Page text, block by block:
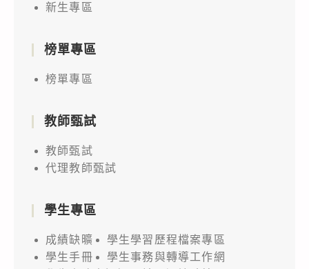
新生專區
榜單專區
榜單專區
教師甄試
教師甄試
代理教師甄試
學生專區
成績缺曠
學生學習歷程檔案專區
學生手冊
學生事務與轉導工作網